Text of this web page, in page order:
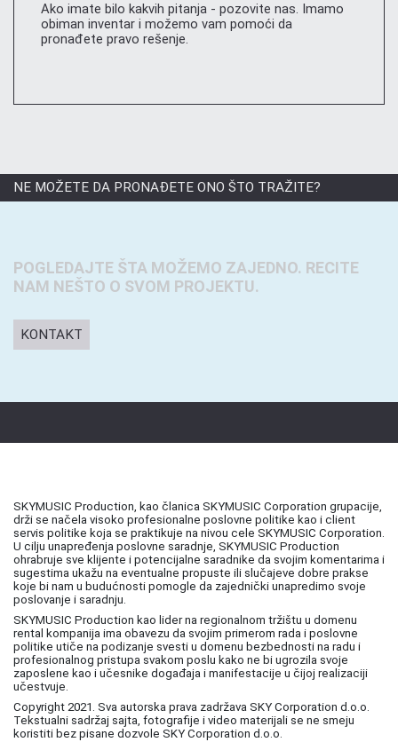
Ako imate bilo kakvih pitanja - pozovite nas. Imamo
obiman inventar i možemo vam pomoći da
pronađete pravo rešenje.
NE MOŽETE DA PRONAĐETE ONO ŠTO TRAŽITE?
POGLEDAJTE ŠTA MOŽEMO ZAJEDNO. RECITE
NAM NEŠTO O SVOM PROJEKTU.
KONTAKT
SKYMUSIC Production, kao članica SKYMUSIC Corporation grupacije,
drži se načela visoko profesionalne poslovne politike kao i client
servis politike koja se praktikuje na nivou cele SKYMUSIC Corporation.
U cilju unapređenja poslovne saradnje, SKYMUSIC Production
ohrabruje sve klijente i potencijalne saradnike da svojim komentarima i
sugestima ukažu na eventualne propuste ili slučajeve dobre prakse
koje bi nam u budućnosti pomogle da zajednički unapredimo svoje
poslovanje i saradnju.
SKYMUSIC Production kao lider na regionalnom tržištu u domenu
rental kompanija ima obavezu da svojim primerom rada i poslovne
politike utiče na podizanje svesti u domenu bezbednosti na radu i
profesionalnog pristupa svakom poslu kako ne bi ugrozila svoje
zaposlene kao i učesnike događaja i manifestacije u čijoj realizaciji
učestvuje.
Copyright 2021. Sva autorska prava zadržava SKY Corporation d.o.o.
Tekstualni sadržaj sajta, fotografije i video materijali se ne smeju
koristiti bez pisane dozvole SKY Corporation d.o.o.